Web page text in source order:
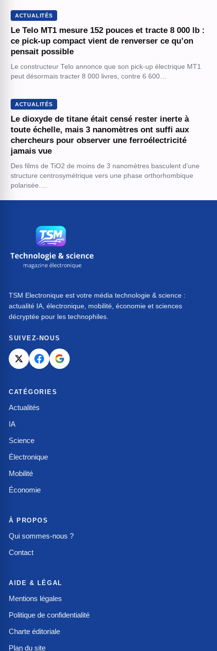
ACTUALITÉS
Le Telo MT1 mesure 152 pouces et tracte 8 000 lb :
ce pick-up compact vient de renverser ce qu’on
pensait possible
Le constructeur Telo annonce que son pick-up électrique MT1
peut désormais tracter 8 000 livres, contre 6 600…
ACTUALITÉS
Le dioxyde de titane était censé rester inerte à
toute échelle, mais 3 nanomètres ont suffi aux
chercheurs pour observer une ferroélectricité
jamais vue
Des films de TiO2 de moins de 3 nanomètres basculent d'une
structure centrosymétrique vers une phase orthorhombique
polarisée.…
TSM Electronique est votre média technologie & science :
actualité IA, électronique, mobilité, économie et sciences
décryptée pour les technophiles.
SUIVEZ-NOUS
CATÉGORIES
Actualités
IA
Science
Électronique
Mobilité
Économie
À PROPOS
Qui sommes-nous ?
Contact
AIDE & LÉGAL
Mentions légales
Politique de confidentialité
Charte éditoriale
Plan du site